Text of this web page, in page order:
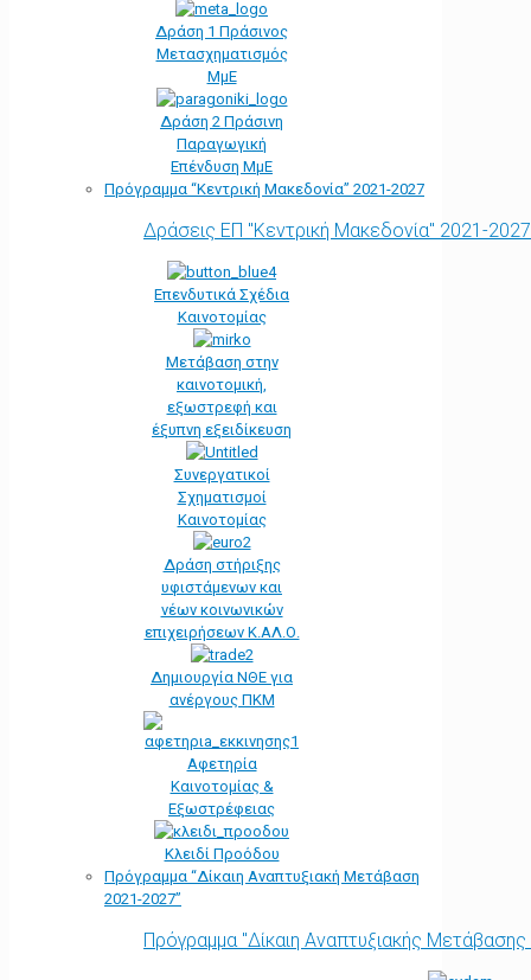
Δράση 1 Πράσινος
Μετασχηματισμός
ΜμΕ
Δράση 2 Πράσινη
Παραγωγική
Επένδυση ΜμΕ
Πρόγραμμα “Κεντρική Μακεδονία” 2021-2027
Δράσεις ΕΠ "Κεντρική Μακεδονία" 2021-2027
Επενδυτικά Σχέδια
Καινοτομίας
Μετάβαση στην
καινοτομική,
εξωστρεφή και
έξυπνη εξειδίκευση
Συνεργατικοί
Σχηματισμοί
Καινοτομίας
Δράση στήριξης
υφιστάμενων και
νέων κοινωνικών
επιχειρήσεων Κ.ΑΛ.Ο.
Δημιουργία ΝΘΕ για
ανέργους ΠΚΜ
Αφετηρία
Kαινοτομίας &
Εξωστρέφειας
Κλειδί Προόδου
Πρόγραμμα “Δίκαιη Αναπτυξιακή Μετάβαση
2021-2027”
Πρόγραμμα "Δίκαιη Αναπτυξιακής